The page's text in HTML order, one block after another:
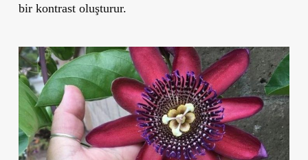
bir kontrast oluşturur.